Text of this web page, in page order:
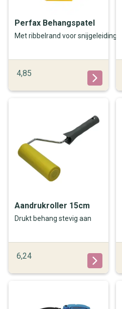
Perfax Behangspatel
Met ribbelrand voor snijgeleiding
4,85
Aandrukroller 15cm
Drukt behang stevig aan
6,24